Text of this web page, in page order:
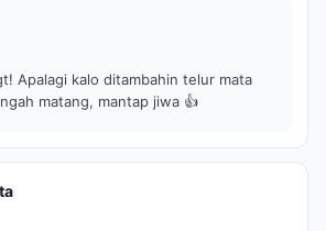
Apalagi kalo ditambahin telur mata
matang, mantap jiwa 👍